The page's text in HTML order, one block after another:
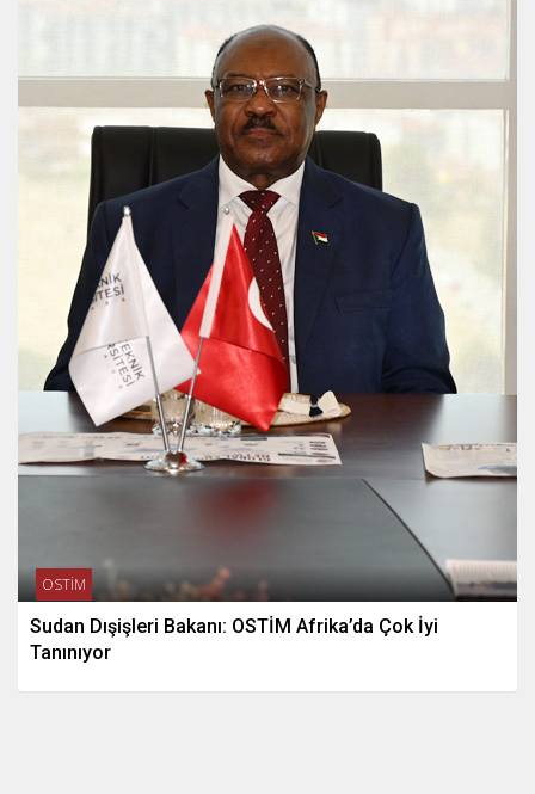
OSTİM
Sudan Dışişleri Bakanı: OSTİM Afrika’da Çok İyi
Tanınıyor